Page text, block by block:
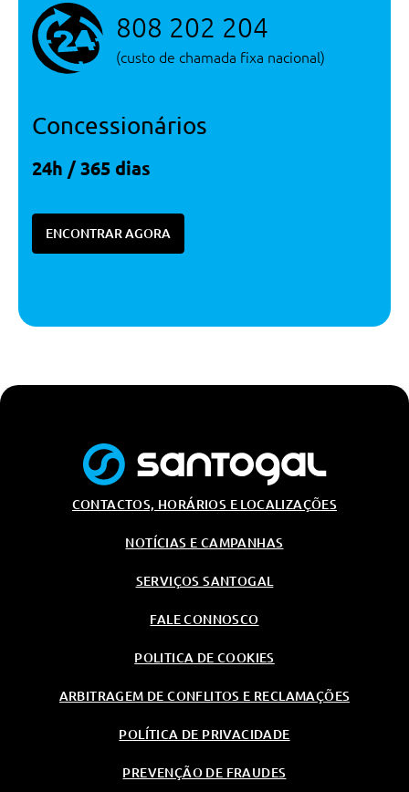
808 202 204
(custo de chamada fixa nacional)
Concessionários
24h / 365 dias
ENCONTRAR AGORA
CONTACTOS, HORÁRIOS E LOCALIZAÇÕES
NOTÍCIAS E CAMPANHAS
SERVIÇOS SANTOGAL
FALE CONNOSCO
POLITICA DE COOKIES
ARBITRAGEM DE CONFLITOS E RECLAMAÇÕES
POLÍTICA DE PRIVACIDADE
PREVENÇÃO DE FRAUDES